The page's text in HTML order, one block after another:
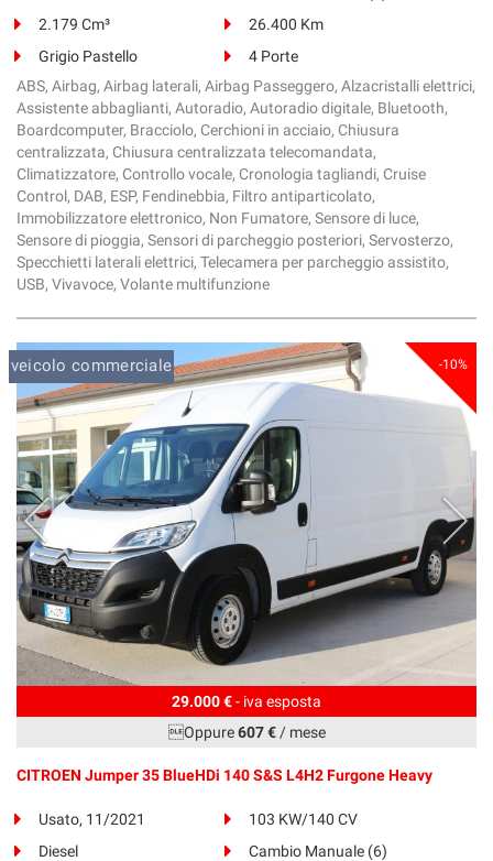
2.179 Cm³
26.400 Km
Grigio Pastello
4 Porte
ABS, Airbag, Airbag laterali, Airbag Passeggero, Alzacristalli elettrici,
Assistente abbaglianti, Autoradio, Autoradio digitale, Bluetooth,
Boardcomputer, Bracciolo, Cerchioni in acciaio, Chiusura
centralizzata, Chiusura centralizzata telecomandata,
Climatizzatore, Controllo vocale, Cronologia tagliandi, Cruise
Control, DAB, ESP, Fendinebbia, Filtro antiparticolato,
Immobilizzatore elettronico, Non Fumatore, Sensore di luce,
Sensore di pioggia, Sensori di parcheggio posteriori, Servosterzo,
Specchietti laterali elettrici, Telecamera per parcheggio assistito,
USB, Vivavoce, Volante multifunzione
-10%
29.000 €- iva esposta
Oppure607 €/ mese
veicolo commerciale
CITROEN Jumper 35 BlueHDi 140 S&S L4H2 Furgone Heavy
Usato, 11/2021
103 KW/140 CV
Diesel
Cambio Manuale (6)
Salva
impostazioni